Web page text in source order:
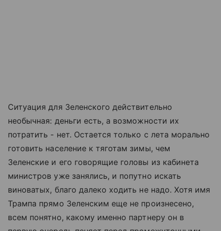
Ситуация для Зеленского действительно
необычная: деньги есть, а возможности их
потратить - нет. Остается только с лета морально
готовить население к тяготам зимы, чем
Зеленские и его говорящие головы из кабинета
министров уже занялись, и попутно искать
виноватых, благо далеко ходить не надо. Хотя имя
Трампа прямо Зеленским еще не произнесено,
всем понятно, какому именно партнеру он в